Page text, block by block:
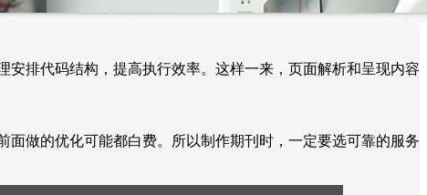
排代码结构，提高执行效率。这样一来，页面解析和呈现内容
做的优化可能都白费。所以制作期刊时，一定要选可靠的服务